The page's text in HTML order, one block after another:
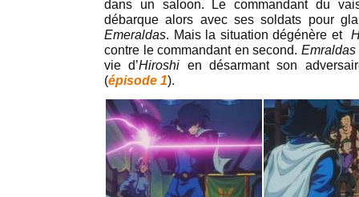
dans un saloon. Le commandant du
débarque alors avec ses soldats pour
Emeraldas. Mais la situation dégénère et
contre le commandant en second. Emraldas
vie d’Hiroshi en désarmant son
(épisode 1).